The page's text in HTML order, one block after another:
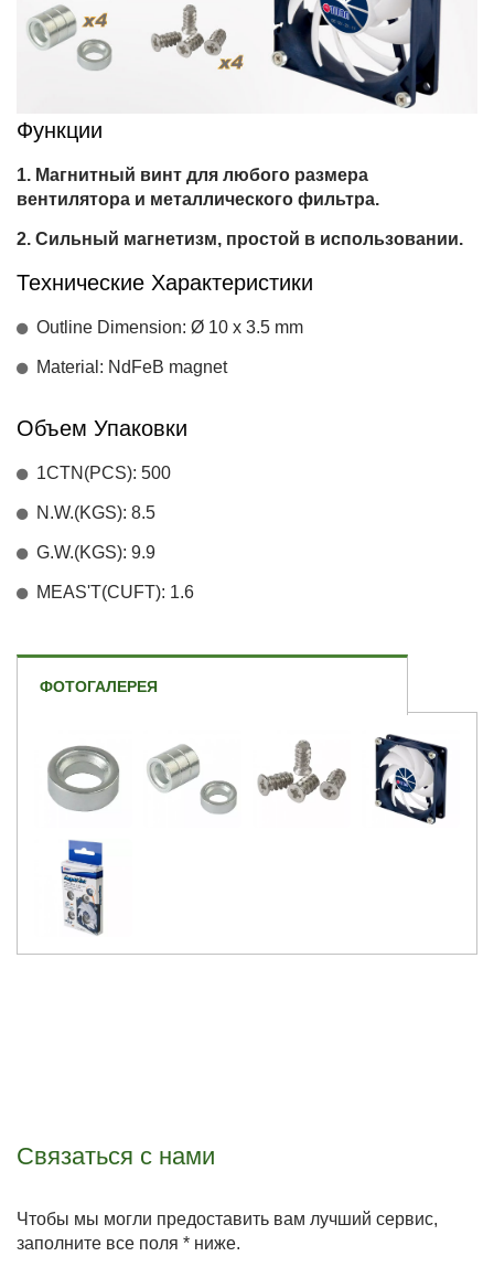
Функции
Магнитный винт для любого размера
вентилятора и металлического фильтра.
Сильный магнетизм, простой в использовании.
Технические Характеристики
Outline Dimension: Ø 10 x 3.5 mm
Material: NdFeB magnet
Объем Упаковки
1CTN(PCS): 500
N.W.(KGS): 8.5
G.W.(KGS): 9.9
MEAS'T(CUFT): 1.6
ФОТОГАЛЕРЕЯ